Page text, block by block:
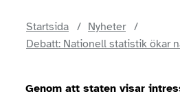
Startsida
Nyheter
Debatt: Nationell statistik ökar
Genom att staten visar